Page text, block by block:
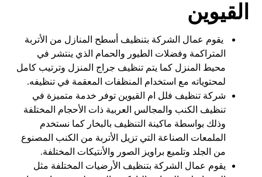
القيوين
يقوم عمال الشركة بتنظيف أسطح المنازل من الأتربة
المتراكمة وفضلات الطيور والحمام الذي ينتشر في
محيط المنزل كما يتم تنظيف جراج المنزل وترتيب كامل
لمحتوياته مع استخدام المنظفات المعقمة في تنظيفه.
شركة تنظيف فلل ام القيوين توفر خدمة متميزة في
تنظيف الكنب والمجالس العربية ذات الأحجام المختلفة
وذلك بواسطة ماكينة التنظيف بالبخار كما نستخدم
الملمعات الصناعة التي تزيل الأتربة من الكنب المصنوع
من الجلد وتلميع براويز الصور والأنتيكات المختلفة.
يقوم عمال الشركة بتنظيف الأرضيات المختلفة مثل